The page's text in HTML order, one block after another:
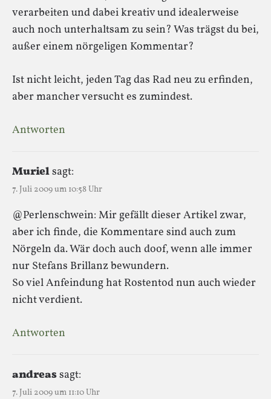
verarbeiten und dabei kreativ und idealerweise
auch noch unterhaltsam zu sein? Was trägst du bei,
außer einem nörgeligen Kommentar?
Ist nicht leicht, jeden Tag das Rad neu zu erfinden,
aber mancher versucht es zumindest.
Antworten
Murielsagt:
7. Juli 2009 um 10:58 Uhr
@Perlenschwein: Mir gefällt dieser Artikel zwar,
aber ich finde, die Kommentare sind auch zum
Nörgeln da. Wär doch auch doof, wenn alle immer
nur Stefans Brillanz bewundern.
So viel Anfeindung hat Rostentod nun auch wieder
nicht verdient.
Antworten
andreassagt:
7. Juli 2009 um 11:10 Uhr